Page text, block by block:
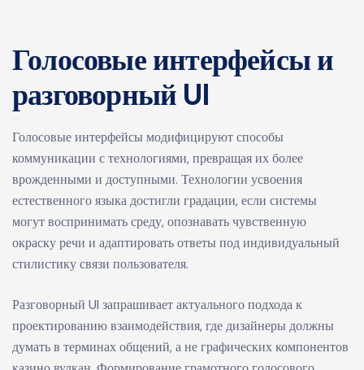
Голосовые интерфейсы и
разговорный UI
Голосовые интерфейсы модифицируют способы
коммуникации с технологиями, превращая их более
врожденными и доступными. Технологии усвоения
естественного языка достигли градации, если системы
могут воспринимать среду, опознавать чувственную
окраску речи и адаптировать ответы под индивидуальный
стилистику связи пользователя.
Разговорный UI запрашивает актуального подхода к
проектированию взаимодействия, где дизайнеры должны
думать в терминах общений, а не графических компонентов